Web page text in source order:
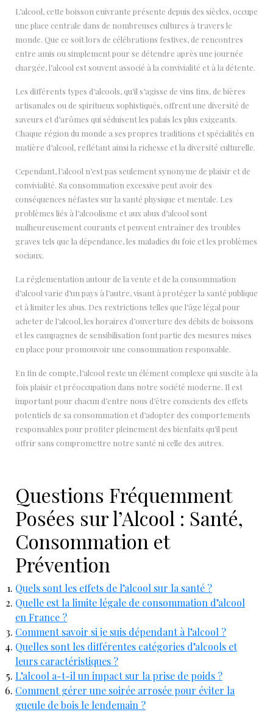
L’alcool, cette boisson enivrante présente depuis des siècles, occupe
une place centrale dans de nombreuses cultures à travers le
monde. Que ce soit lors de célébrations festives, de rencontres
entre amis ou simplement pour se détendre après une journée
chargée, l’alcool est souvent associé à la convivialité et à la détente.
Les différents types d’alcools, qu’il s’agisse de vins fins, de bières
artisanales ou de spiritueux sophistiqués, offrent une diversité de
saveurs et d’arômes qui séduisent les palais les plus exigeants.
Chaque région du monde a ses propres traditions et spécialités en
matière d’alcool, reflétant ainsi la richesse et la diversité culturelle.
Cependant, l’alcool n’est pas seulement synonyme de plaisir et de
convivialité. Sa consommation excessive peut avoir des
conséquences néfastes sur la santé physique et mentale. Les
problèmes liés à l’alcoolisme et aux abus d’alcool sont
malheureusement courants et peuvent entraîner des troubles
graves tels que la dépendance, les maladies du foie et les problèmes
sociaux.
La réglementation autour de la vente et de la consommation
d’alcool varie d’un pays à l’autre, visant à protéger la santé publique
et à limiter les abus. Des restrictions telles que l’âge légal pour
acheter de l’alcool, les horaires d’ouverture des débits de boissons
et les campagnes de sensibilisation font partie des mesures mises
en place pour promouvoir une consommation responsable.
En fin de compte, l’alcool reste un élément complexe qui suscite à la
fois plaisir et préoccupation dans notre société moderne. Il est
important pour chacun d’entre nous d’être conscients des effets
potentiels de sa consommation et d’adopter des comportements
responsables pour profiter pleinement des bienfaits qu’il peut
offrir sans compromettre notre santé ni celle des autres.
Questions Fréquemment
Posées sur l’Alcool : Santé,
Consommation et
Prévention
Quels sont les effets de l’alcool sur la santé ?
Quelle est la limite légale de consommation d’alcool
en France ?
Comment savoir si je suis dépendant à l’alcool ?
Quelles sont les différentes catégories d’alcools et
leurs caractéristiques ?
L’alcool a-t-il un impact sur la prise de poids ?
Comment gérer une soirée arrosée pour éviter la
gueule de bois le lendemain ?